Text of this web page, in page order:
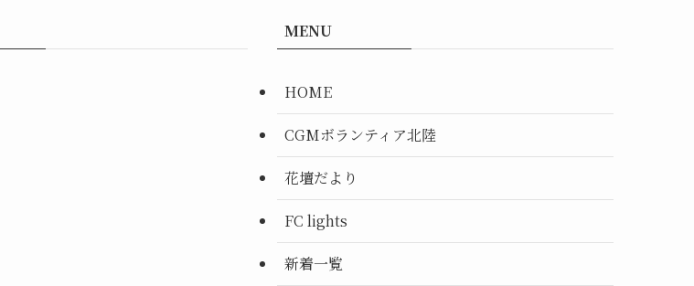
MENU
HOME
CGMボランティア北陸
花壇だより
FC lights
新着一覧